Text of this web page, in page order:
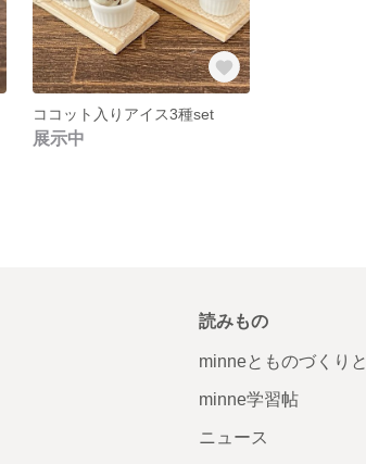
ココット入りアイス3種set
展示中
読みもの
minneとものづくりと
minne学習帖
ニュース